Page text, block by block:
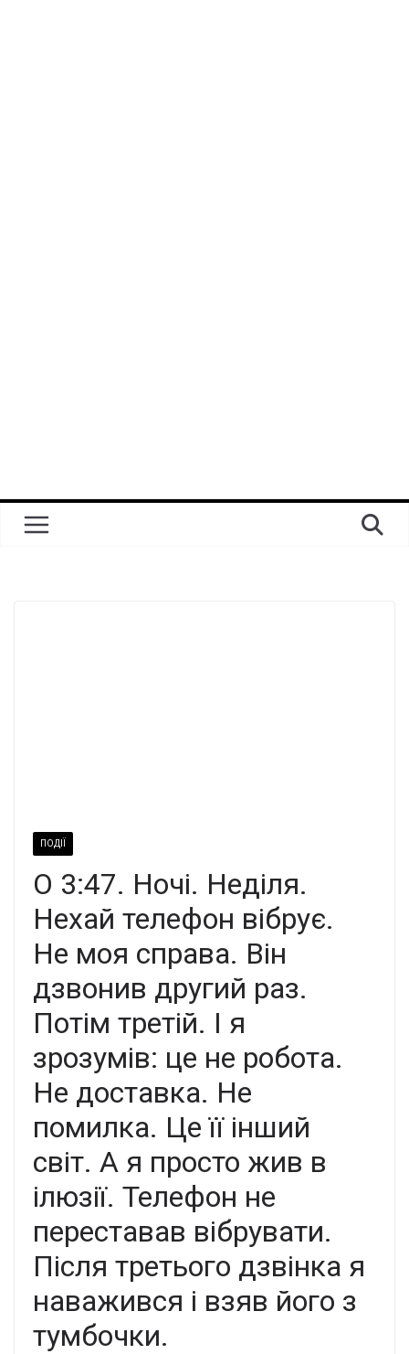
ПОДІЇ
О 3:47. Ночі. Неділя.
Нехай телефон вібрує.
Не моя справа. Він
дзвонив другий раз.
Потім третій. І я
зрозумів: це не робота.
Не доставка. Не
помилка. Це її інший
світ. А я просто жив в
ілюзії. Телефон не
переставав вібрувати.
Після третього дзвінка я
наважився і взяв його з
тумбочки.